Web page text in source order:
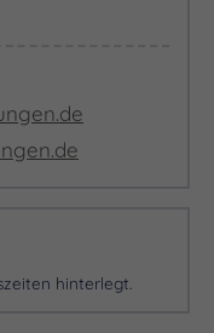
hinterlegt.